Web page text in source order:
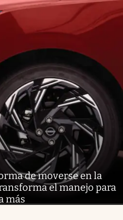
de moverse en la
el manejo para
más